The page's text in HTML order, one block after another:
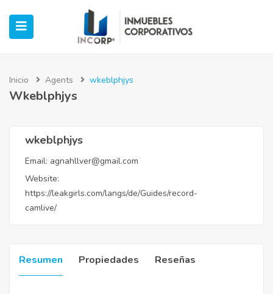
(Oficinas)
(Industrial)
(Casos de Éxito)
Inicio Agents wkeblphjys
Wkeblphjys
wkeblphjys
Email: agnahllver@gmail.com
Website:
https://leakgirls.com/langs/de/Guides/record-
camlive/
Resumen Propiedades Reseñas